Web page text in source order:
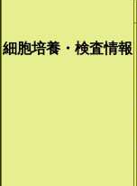
細胞培養・検査情報